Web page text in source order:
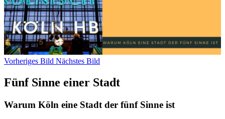
Vorheriges Bild Nächstes Bild
Fünf Sinne einer Stadt
Warum Köln eine Stadt der fünf Sinne ist